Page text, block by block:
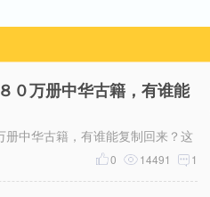
０万册中华古籍，有谁能
册中华古籍，有谁能复制回来？这
价格！有些是你根本想象不到
1
14491
0